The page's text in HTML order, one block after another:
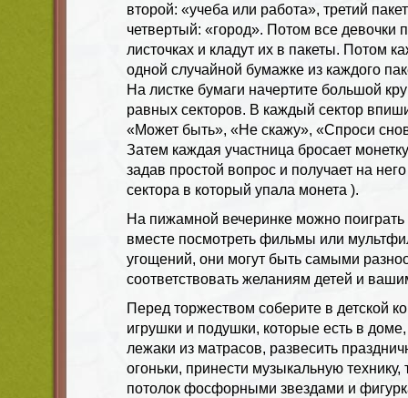
второй: «учеба или работа», третий
четвертый: «город». Потом все девочки
листочках и кладут их в пакеты. Потом
одной случайной бумажке из каждого
На листке бумаги начертите большой
равных секторов. В каждый сектор
«Может быть», «Не скажу», «Спроси
Затем каждая участница бросает
задав простой вопрос и получает на
сектора в который упала монета ).
На пижамной вечеринке можно
вместе посмотреть фильмы или
угощений, они могут быть самыми
соответствовать желаниям детей и
Перед торжеством соберите в детской
игрушки и подушки, которые есть в
лежаки из матрасов, развесить
огоньки, принести музыкальную технику,
потолок фосфорными звездами и